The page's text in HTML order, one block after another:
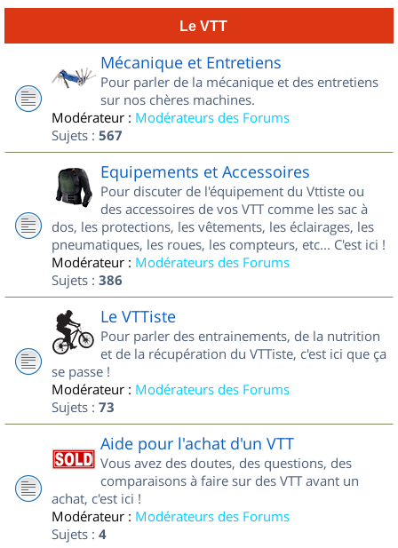
Le VTT
Mécanique et Entretiens
Pour parler de la mécanique et des entretiens
sur nos chères machines.
Modérateur : Modérateurs des Forums
Sujets : 567
Equipements et Accessoires
Pour discuter de l'équipement du Vttiste ou
des accessoires de vos VTT comme les sac à
dos, les protections, les vêtements, les éclairages, les
pneumatiques, les roues, les compteurs, etc... C'est ici !
Modérateur : Modérateurs des Forums
Sujets : 386
Le VTTiste
Pour parler des entrainements, de la nutrition
et de la récupération du VTTiste, c'est ici que ça
se passe !
Modérateur : Modérateurs des Forums
Sujets : 73
Aide pour l'achat d'un VTT
Vous avez des doutes, des questions, des
comparaisons à faire sur des VTT avant un
achat, c'est ici !
Modérateur : Modérateurs des Forums
Sujets : 4